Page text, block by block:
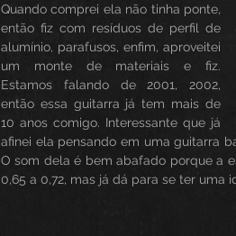
Quando comprei ela não tinha ponte,
então fiz com resíduos de perfil de
alumínio, parafusos, enfim, aproveitei
um monte de materiais e fiz.
Estamos falando de 2001, 2002,
então essa guitarra já tem mais de
10 anos comigo. Interessante que já
afinei ela pensando em uma guitarra
O som dela é bem abafado porque a
0,65 a 0,72, mas já dá para se ter uma